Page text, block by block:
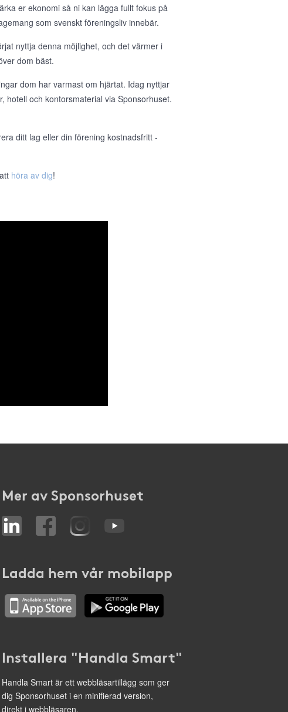
er ekonomi så ni kan lägga fullt fokus på
som svenskt föreningsliv innebär.
nyttja denna möjlighet, och det värmer i
dom bäst.
dom har varmast om hjärtat. Idag nyttjar
hotell och kontorsmaterial via Sponsorhuset.
ditt lag eller din förening kostnadsfritt -
höra av dig!
Mer av Sponsorhuset
Ladda hem vår mobilapp
Installera "Handla Smart"
Handla Smart är ett webbläsartillägg som ger
dig Sponsorhuset i en minifierad version,
direkt i webbläsaren.